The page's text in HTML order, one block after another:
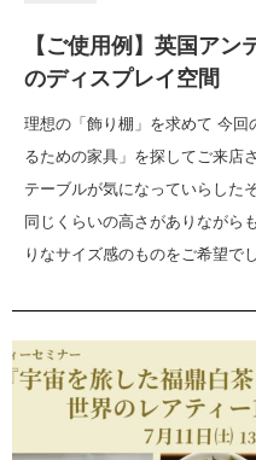
【ご使用例】英国ア
のディスプレイ空間
理想の「飾り棚」を求めて 今
るための家具」を探してご来店
テーブルが気になっていらした
同じくらいの高さがありながら
りなサイズ感のものをご希望で